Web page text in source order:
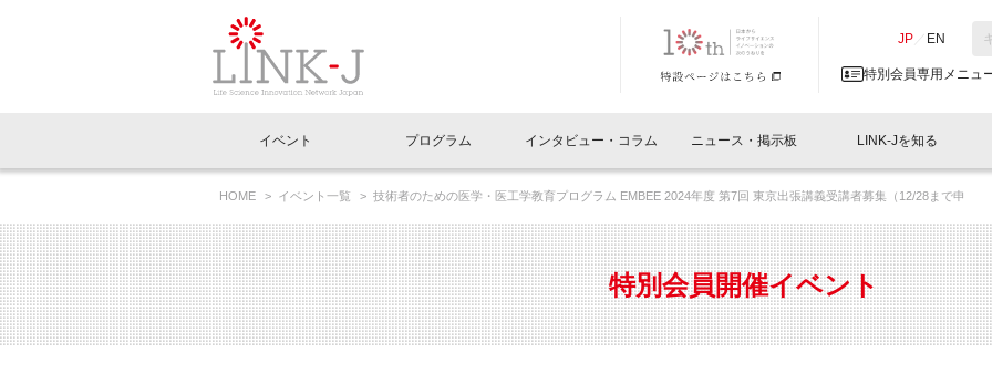
JP EN
特別会員専用メニュ
イベントお知らせメール登録
閉じる
イベント
イベント一覧
LINK-J主催・共催 特別会員開催
LINK-J協賛・協力 出展・参加
イベントレポート一覧
LINK-J主催・共催
LINK-J協賛・協力
プログラム
Out of Box相談室 What's "UNIKORN"？
インタビュー・コラム
インタビュー・コラム一覧
スペシャルインタビュー ベンチャーインタビュー 会報
連載コラム サポーターコラム 日本
ニュース・掲示板
ニュース一覧
トピック プレスリリース
メディア情報 海外関連
人と情報の交流掲示板一覧
会員プレスリリース
募集
LINK-Jを知る
理事長挨拶 Why in Nihonbashi
国内外連携 サポーター紹介 事業
組織概要 パンフレット GTB
特別会員一覧 特別会員について 入会
専用メニューはこちら
ラウンジ・会議室 オフィス・ラボ 施設
アクセス
HOME イベント一覧
技術者のための医学・医工学教育プログラム EMBEE 2024年度 第7回 東京出張講義受講者募集（12/28まで申
特別会員開催イベント